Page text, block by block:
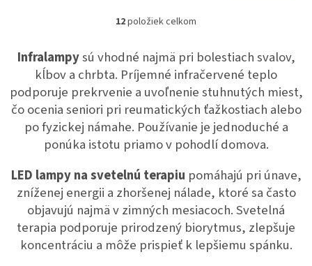
O
l
á
d
a
c
e
p
v
y
v
ý
p
i
12položiek celkom
Infralampysú vhodné najmä pri bolestiach svalov,
kĺbov a chrbta. Príjemné infračervené teplo
podporuje prekrvenie a uvoľnenie stuhnutých miest,
čo ocenia seniori pri reumatických ťažkostiach alebo
po fyzickej námahe. Používanie je jednoduché a
ponúka istotu priamo v pohodlí domova.
LED lampy na svetelnú terapiu pomáhajú pri únave,
zníženej energii a zhoršenej nálade, ktoré sa často
objavujú najmä v zimných mesiacoch. Svetelná
terapia podporuje prirodzený biorytmus, zlepšuje
koncentráciu a môže prispieť k lepšiemu spánku.